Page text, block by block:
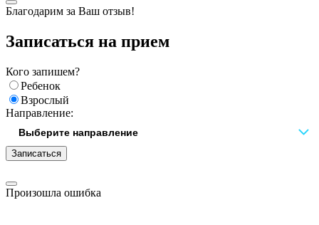
Благодарим за Ваш отзыв!
Записаться на прием
Кого запишем?
Ребенок
Взрослый
Направление:
Записаться
Произошла ошибка